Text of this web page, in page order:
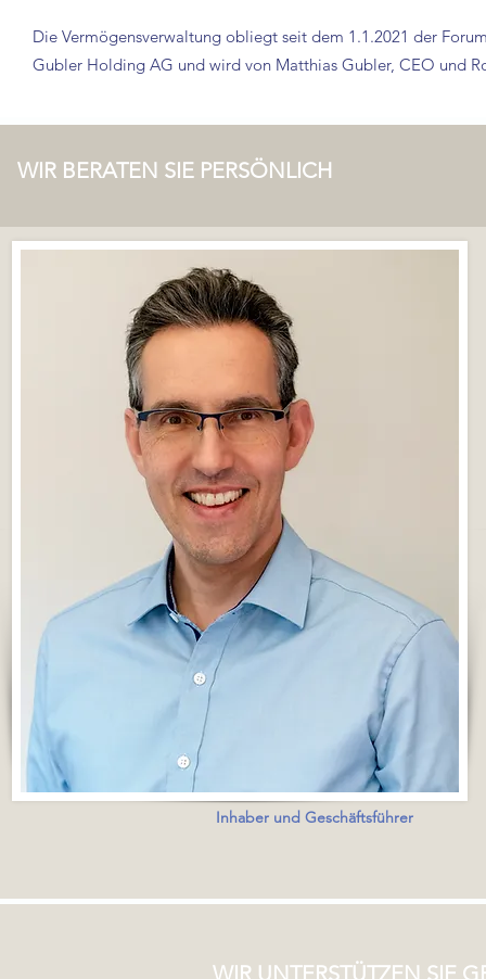
Die Vermögensverwaltung obliegt seit dem 1.1.2021 der
Gubler Holding AG und wird von Matthias Gubler, CEO und
WIR BERATEN SIE PERSÖNLICH
Inhaber und Geschäftsführer
WIR UNTERSTÜTZEN SIE